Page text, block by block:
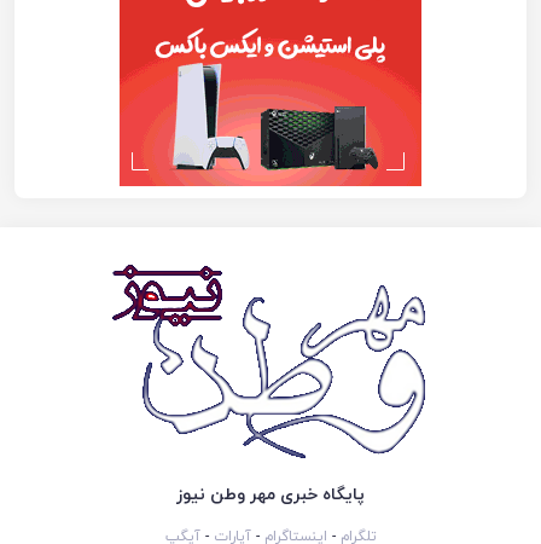
پایگاه خبری مهر وطن نیوز
تلگرام - اینستاگرام -آپارات -آیگپ